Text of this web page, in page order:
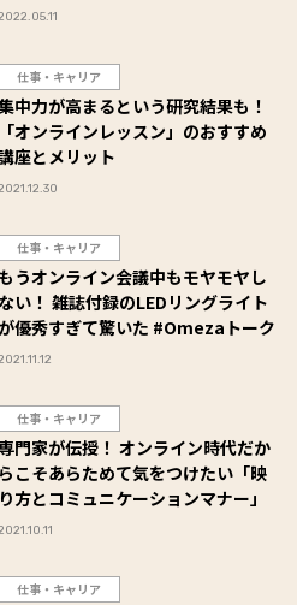
仕事・キャリア
中力が高まるという研究結果も！
「オンラインレッスン」のおすすめ
座とメリット
仕事・キャリア
もうオンライン会議中もモヤモヤし
ない！ 雑誌付録のLEDリングライト
が優秀すぎて驚いた #Omezaトーク
仕事・キャリア
門家が伝授！ オンライン時代だか
らこそあらためて気をつけたい「映
り方とコミュニケーションマナー」
仕事・キャリア